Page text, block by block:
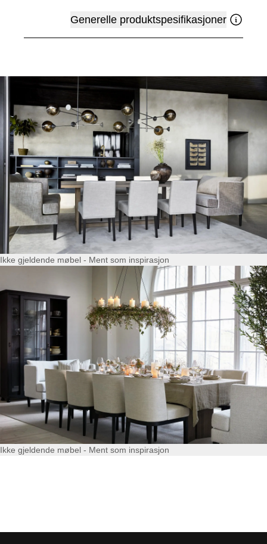
Generelle produktspesifikasjoner
Ikke gjeldende møbel - Ment som inspirasjon
Ikke gjeldende møbel - Ment som inspirasjon